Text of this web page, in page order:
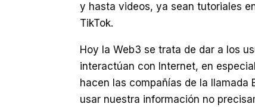
y hasta videos, ya sean tutoriales
TikTok.
Hoy la Web3 se trata de dar a los
interactúan con Internet, en
hacen las compañías de la
usar nuestra información no